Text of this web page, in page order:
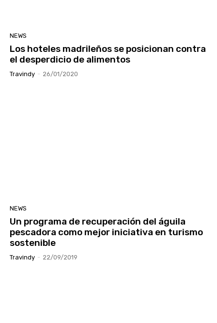
NEWS
Los hoteles madrileños se posicionan contra
el desperdicio de alimentos
Travindy - 26/01/2020
NEWS
Un programa de recuperación del águila
pescadora como mejor iniciativa en turismo
sostenible
Travindy - 22/09/2019